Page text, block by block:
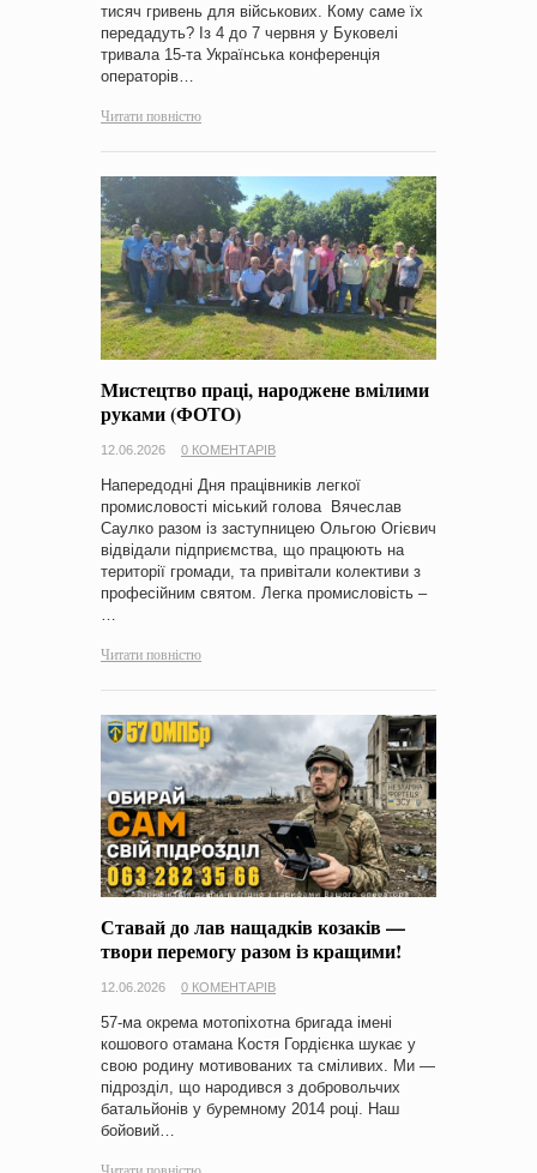
тисяч гривень для військових. Кому саме їх
передадуть? Із 4 до 7 червня у Буковелі
тривала 15-та Українська конференція
операторів…
Читати повністю
Мистецтво праці, народжене вмілими
руками (ФОТО)
12.06.2026 0 КОМЕНТАРІВ
Напередодні Дня працівників легкої
промисловості міський голова Вячеслав
Саулко разом із заступницею Ольгою Огієвич
відвідали підприємства, що працюють на
території громади, та привітали колективи з
професійним святом. Легка промисловість –
Читати повністю
Ставай до лав нащадків козаків —
твори перемогу разом із кращими!
12.06.2026 0 КОМЕНТАРІВ
57-ма окрема мотопіхотна бригада імені
кошового отамана Костя Гордієнка шукає у
свою родину мотивованих та сміливих. Ми —
підрозділ, що народився з добровольчих
батальйонів у буремному 2014 році. Наш
бойовий…